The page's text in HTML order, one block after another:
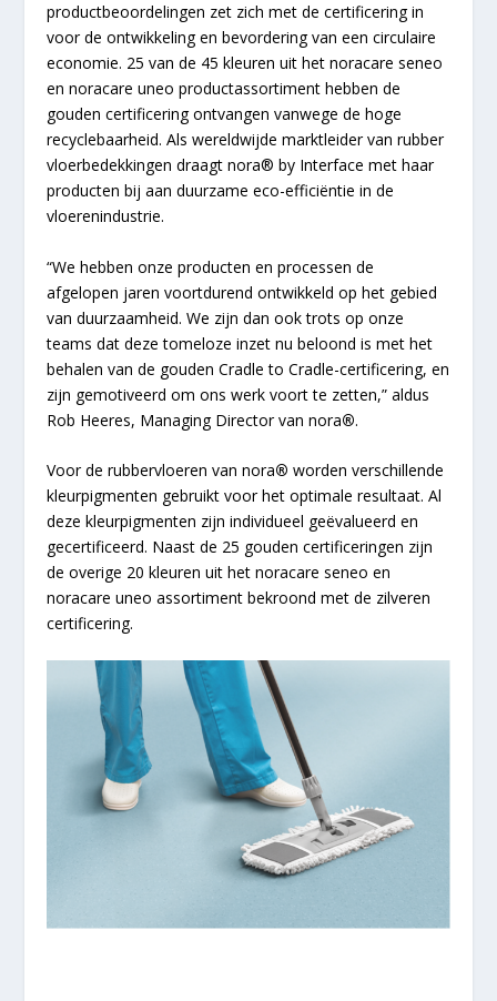
productbeoordelingen zet zich met de certificering in
voor de ontwikkeling en bevordering van een circulaire
economie. 25 van de 45 kleuren uit het noracare seneo
en noracare uneo productassortiment hebben de
gouden certificering ontvangen vanwege de hoge
recyclebaarheid. Als wereldwijde marktleider van rubber
vloerbedekkingen draagt nora® by Interface met haar
producten bij aan duurzame eco-efficiëntie in de
vloerenindustrie.
“We hebben onze producten en processen de
afgelopen jaren voortdurend ontwikkeld op het gebied
van duurzaamheid. We zijn dan ook trots op onze
teams dat deze tomeloze inzet nu beloond is met het
behalen van de gouden Cradle to Cradle-certificering, en
zijn gemotiveerd om ons werk voort te zetten,” aldus
Rob Heeres, Managing Director van nora®.
Voor de rubbervloeren van nora® worden verschillende
kleurpigmenten gebruikt voor het optimale resultaat. Al
deze kleurpigmenten zijn individueel geëvalueerd en
gecertificeerd. Naast de 25 gouden certificeringen zijn
de overige 20 kleuren uit het noracare seneo en
noracare uneo assortiment bekroond met de zilveren
certificering.